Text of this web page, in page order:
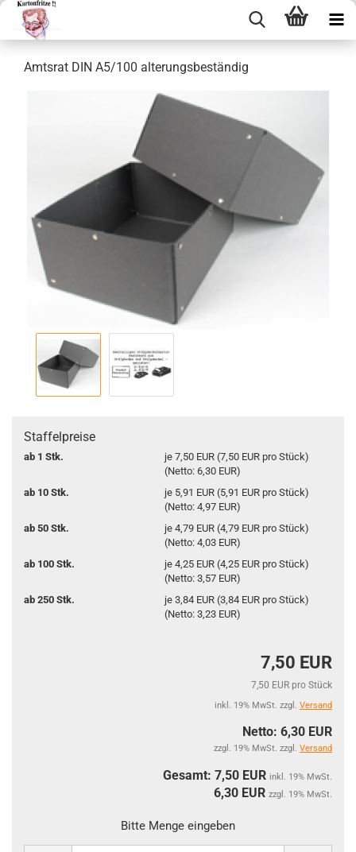
Amts­rat DIN A5/100 al­te­rungs­be­stän­dig
Staffelpreise
ab 1 Stk.
je 7,50 EUR (7,50 EUR pro Stück)
(Netto: 6,30 EUR)
ab 10 Stk.
je 5,91 EUR (5,91 EUR pro Stück)
(Netto: 4,97 EUR)
ab 50 Stk.
je 4,79 EUR (4,79 EUR pro Stück)
(Netto: 4,03 EUR)
ab 100 Stk.
je 4,25 EUR (4,25 EUR pro Stück)
(Netto: 3,57 EUR)
ab 250 Stk.
je 3,84 EUR (3,84 EUR pro Stück)
(Netto: 3,23 EUR)
7,50 EUR
7,50 EUR pro Stück
inkl. 19% MwSt. zzgl. Versand
Netto: 6,30 EUR
zzgl. 19% MwSt. zzgl. Versand
Gesamt: 7,50 EUR inkl. 19% MwSt.
6,30 EUR zzgl. 19% MwSt.
Bitte Menge eingeben